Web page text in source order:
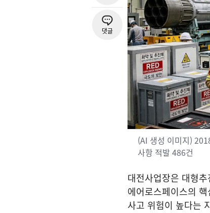
댓글
(AI 생성 이미지)
사항 적발 486건
대전사업장은 대형
에어로스페이스의
사고 위험이 높다는